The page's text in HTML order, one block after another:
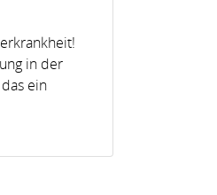
in der
ein